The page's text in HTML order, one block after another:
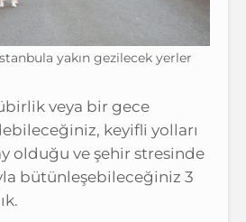
yakın gezilecek yerler
veya bir gece
keyifli yolları
olduğu ve şehir stresinde
bütünleşebileceğiniz 3